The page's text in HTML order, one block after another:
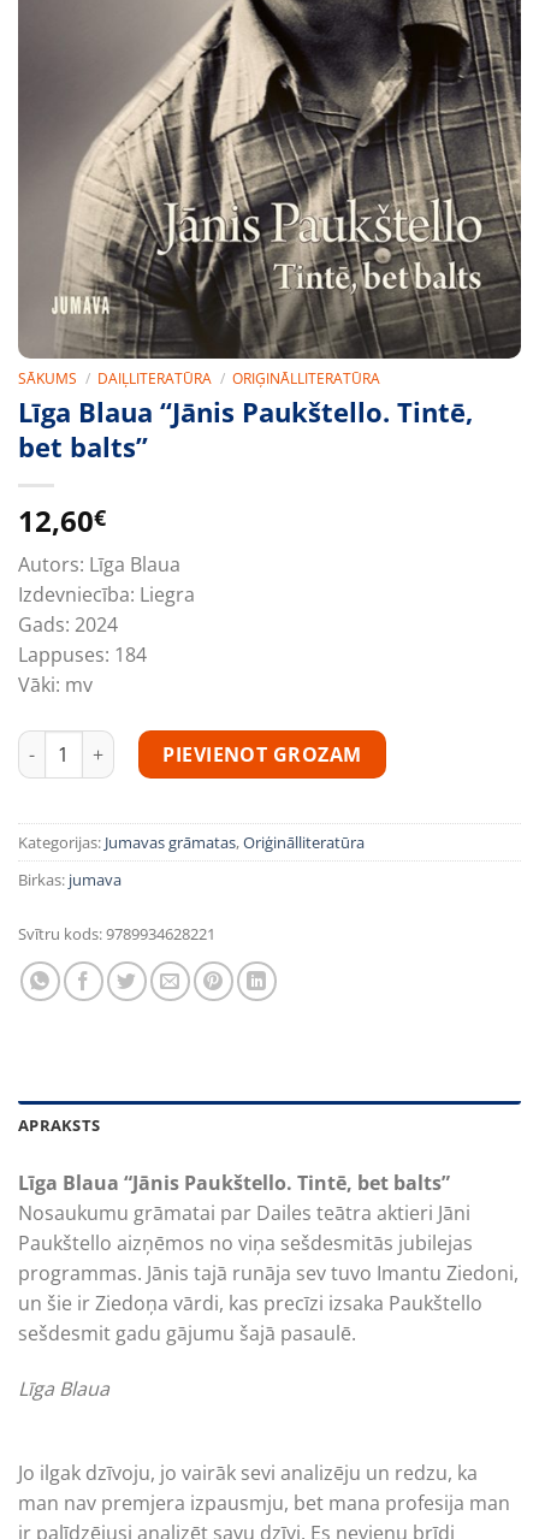
SĀKUMS / DAIĻLITERATŪRA / ORIĢINĀLLITERATŪRA
Līga Blaua “Jānis Paukštello. Tintē,
bet balts”
12,60€
Autors: Līga Blaua
Izdevniecība: Liegra
Gads: 2024
Lappuses: 184
Vāki: mv
Līga Blaua “Jānis Paukštello. Tintē, bet balts" daudzums
PIEVIENOT GROZAM
Kategorijas: Jumavas grāmatas,Oriģinālliteratūra
Birkas: jumava
Svītru kods:9789934628221
APRAKSTS
Līga Blaua “Jānis Paukštello. Tintē, bet balts”
Nosaukumu grāmatai par Dailes teātra aktieri Jāni
Paukštello aizņēmos no viņa sešdesmitās jubilejas
programmas. Jānis tajā runāja sev tuvo Imantu Ziedoni,
un šie ir Ziedoņa vārdi, kas precīzi izsaka Paukštello
sešdesmit gadu gājumu šajā pasaulē.
Līga Blaua
Jo ilgak dzīvoju, jo vairāk sevi analizēju un redzu, ka
man nav premjera izpausmju, bet mana profesija man
ir palīdzējusi analizēt savu dzīvi. Es nevienu brīdi